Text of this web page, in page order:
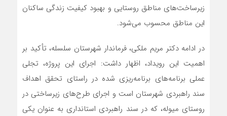
زیرساخت‌های مناطق روستایی و بهبود کیفیت زندگی ساکنان
این مناطق محسوب می‌شود.
در ادامه دکتر مریم ملکی، فرماندار شهرستان سلسله، تأکید بر
اهمیت این رویداد، اظهار داشت: اجرای این پروژه، تجلی
عملی برنامه‌های برنامه‌ریزی شده در راستای تحقق اهداف
سند راهبردی شهرستان است و اجرای طرح‌های زیرساختی در
روستای میوله، که در سند راهبردی استانداری به عنوان یکی